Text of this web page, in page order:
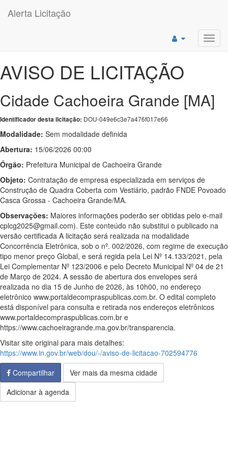
Alerta Licitação
AVISO DE LICITAÇÃO
Cidade Cachoeira Grande [MA]
Identificador desta licitação: DOU-049e6c3e7a476f017e66
Modalidade: Sem modalidade definida
Abertura: 15/06/2026 00:00
Órgão: Prefeitura Municipal de Cachoeira Grande
Objeto: Contratação de empresa especializada em serviços de
Construção de Quadra Coberta com Vestiário, padrão FNDE Povoado
Casca Grossa - Cachoeira Grande/MA.
Observações: Maiores informações poderão ser obtidas pelo e-mail
cplcg2025@gmail.com). Este conteúdo não substitui o publicado na
versão certificada A licitação será realizada na modalidade
Concorrência Eletrônica, sob o nº. 002/2026, com regime de execução
tipo menor preço Global, e será regida pela Lei Nº 14.133/2021, pela
Lei Complementar Nº 123/2006 e pelo Decreto Municipal Nº 04 de 21
de Março de 2024. A sessão de abertura dos envelopes será
realizada no dia 15 de Junho de 2026, às 10h00, no endereço
eletrônico www.portaldecompraspublicas.com.br. O edital completo
está disponível para consulta e retirada nos endereços eletrônicos
www.portaldecompraspublicas.com.br e
https://www.cachoeiragrande.ma.gov.br/transparencia.
Visitar site original para mais detalhes:
https://www.in.gov.br/web/dou/-/aviso-de-licitacao-702594776
Compartilhar
Ver mais da mesma cidade
Adicionar à agenda